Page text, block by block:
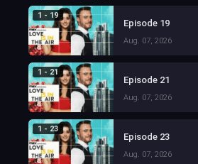
1 - 19
Episode 19
Aug. 07, 2026
1 - 21
Episode 21
Aug. 07, 2026
1 - 23
Episode 23
Aug. 07, 2026